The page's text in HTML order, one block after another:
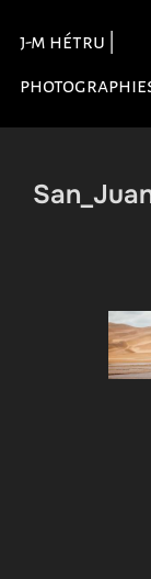
contenu
j-m hétru |